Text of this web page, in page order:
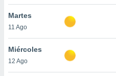
cookies
aceptar
Martes
11 Ago
Miércoles
12 Ago